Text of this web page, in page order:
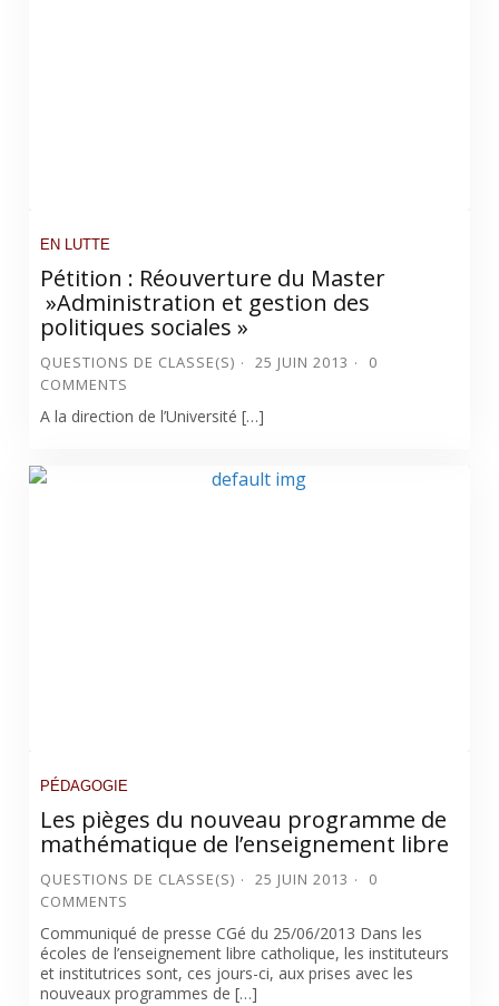
EN LUTTE
Pétition : Réouverture du Master
»Administration et gestion des
politiques sociales »
QUESTIONS DE CLASSE(S) 25 JUIN 2013
0
COMMENTS
A la direction de l’Université […]
PÉDAGOGIE
Les pièges du nouveau programme de
mathématique de l’enseignement libre
QUESTIONS DE CLASSE(S) 25 JUIN 2013
0
COMMENTS
Communiqué de presse CGé du 25/06/2013 Dans les
écoles de l’enseignement libre catholique, les instituteurs
et institutrices sont, ces jours-ci, aux prises avec les
nouveaux programmes de […]